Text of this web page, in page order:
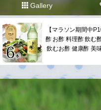
Gallery
【マラソン期間中
酢 お酢 料理酢 飲む
飲むお酢 健康酢 美